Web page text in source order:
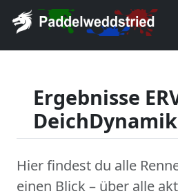
Ergebnisse
DeichDynamik
Hier findest du alle
einen Blick – über alle